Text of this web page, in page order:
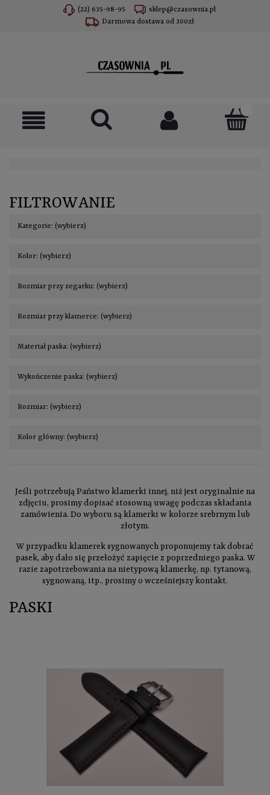
(22) 635-98-95
sklep@czasownia.pl
Darmowa dostawa od 300zł
FILTROWANIE
Kategorie: (wybierz)
Kolor: (wybierz)
Rozmiar przy zegarku: (wybierz)
Rozmiar przy klamerce: (wybierz)
Materiał paska: (wybierz)
Wykończenie paska: (wybierz)
Rozmiar: (wybierz)
Kolor główny: (wybierz)
Jeśli potrzebują Państwo klamerki innej, niż jest oryginalnie na
zdjęciu, prosimy dopisać stosowną uwagę podczas składania
zamówienia. Do wyboru są klamerki w kolorze srebrnym lub
złotym.
W przypadku klamerek sygnowanych proponujemy tak dobrać
pasek, aby dało się przełożyć zapięcie z poprzedniego paska. W
razie zapotrzebowania na nietypową klamerkę, np. tytanową,
sygnowaną, itp., prosimy o wcześniejszy kontakt.
PASKI